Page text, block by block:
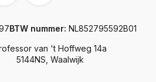
van 't Hoffweg 14a
5144NS, Waalwijk
BTW nummer: NL852795592B01